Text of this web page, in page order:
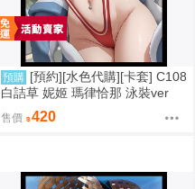
預購 [預約][水色代購][卡套] C108
白詰草 妮姬 瑪律恰那 泳裝ver
售價 420